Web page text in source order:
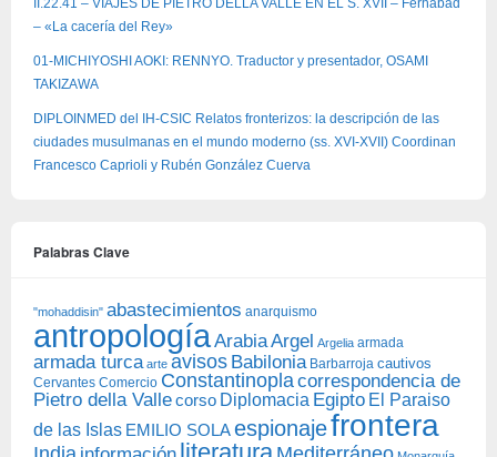
– «La cacería del Rey»
01-MICHIYOSHI AOKI: RENNYO. Traductor y presentador, OSAMI
TAKIZAWA
DIPLOINMED del IH-CSIC Relatos fronterizos: la descripción de las
ciudades musulmanas en el mundo moderno (ss. XVI-XVII) Coordinan
Francesco Caprioli y Rubén González Cuerva
Palabras Clave
"mohaddisin" abastecimientos anarquismo
antropología ArabiaArgel Argelia armada
armada turca arte avisos Babilonia Barbarroja cautivos
Cervantes Comercio Constantinopla correspondencia de
Pietro della Vallecorso Diplomacia Egipto El Paraiso
de las Islas EMILIO SOLAespionajefrontera
literatura